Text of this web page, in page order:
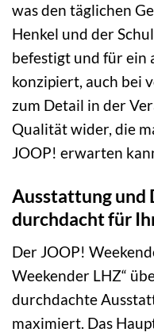
was den täglichen
Henkel und der
befestigt und für ein
konzipiert, auch bei
zum Detail in der
Qualität wider, die
JOOP! erwarten
Ausstattung und
durchdacht für
Der JOOP!
Weekender LHZ“
durchdachte
maximiert. Das